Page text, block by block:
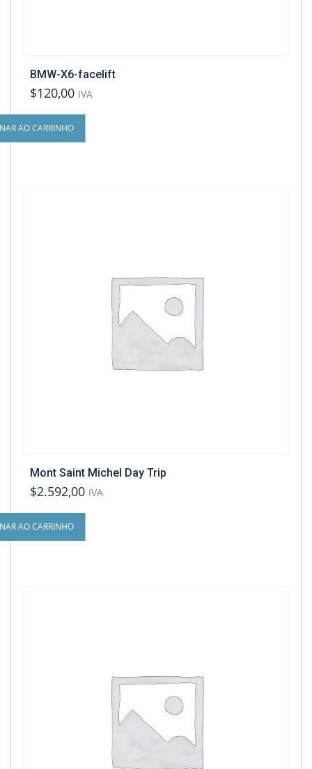
BMW-X6-facelift
$120,00 IVA
AO CARRINHO
Mont Saint Michel Day Trip
$2.592,00 IVA
AO CARRINHO